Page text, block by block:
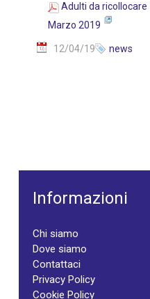
Adulti da ricollocare
Marzo 2019
12/04/19 news
Informazioni
Chi siamo
Dove siamo
Contattaci
Privacy Policy
Cookie Policy